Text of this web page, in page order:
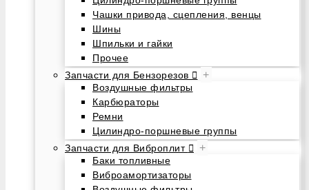
Чашки привода, сцепления, венцы
Шины
Шпильки и гайки
Прочее
Запчасти для Бензорезов
+
Воздушные фильтры
Карбюраторы
Ремни
Цилиндро-поршневые группы
Запчасти для Виброплит
+
Баки топливные
Виброамортизаторы